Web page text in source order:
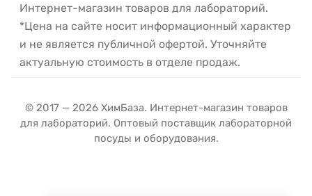
Интернет-магазин товаров для лабораторий.
*Цена на сайте носит информационный характер
и не является публичной офертой. Уточняйте
актуальную стоимость в отделе продаж.
© 2017 — 2026 ХимБаза. Интернет-магазин товаров
для лабораторий. Оптовый поставщик лабораторной
посуды и оборудования.